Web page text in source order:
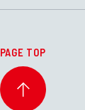
PAGE TOP